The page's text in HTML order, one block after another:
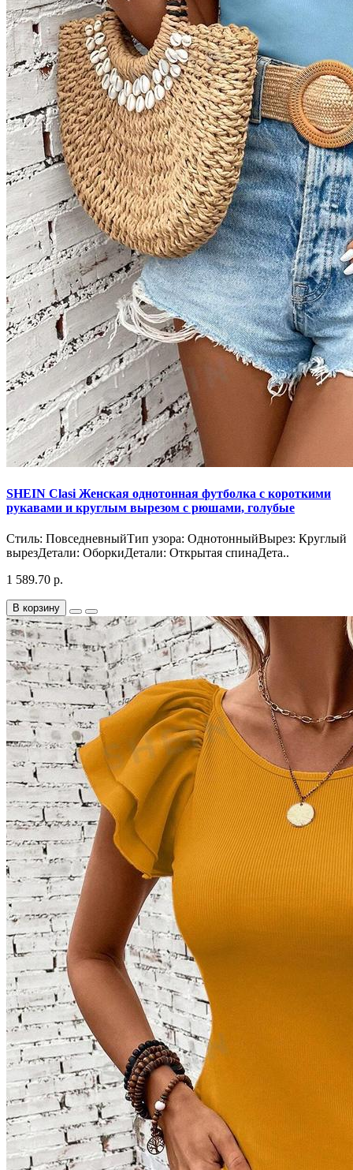
SHEIN Clasi Женская однотонная футболка с короткими
рукавами и круглым вырезом с рюшами, голубые
Стиль: ПовседневныйТип узора: ОднотонныйВырез: Круглый
вырезДетали: ОборкиДетали: Открытая спинаДета..
1 589.70 р.
В корзину